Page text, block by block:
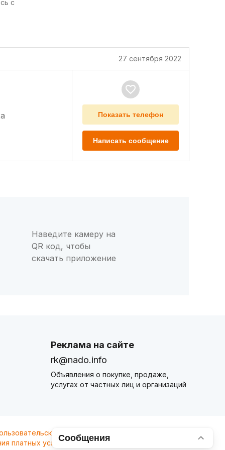
с
27 сентября 2022
Показать телефон
Написать сообщение
Наведите камеру на
QR код, чтобы
скачать приложение
Реклама на сайте
rk@nado.info
Объявления о покупке, продаже,
услугах от частных лиц и организаций
соглашения
платных услуг.
Сообщения